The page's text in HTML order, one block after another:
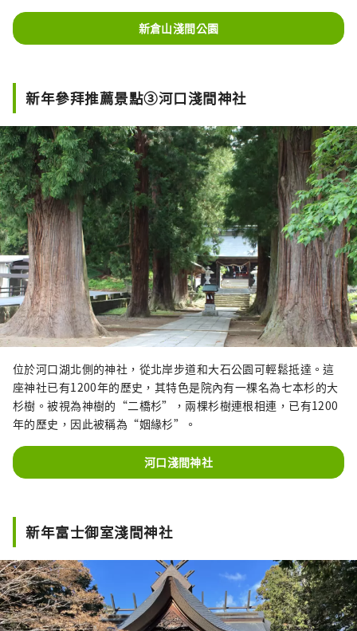
新倉山淺間公園
新年參拜推薦景點③河口淺間神社
位於河口湖北側的神社，從北岸步道和大石公園可輕鬆抵達。這
座神社已有1200年的歷史，其特色是院內有一棵名為七本杉的大
杉樹。被視為神樹的“二橋杉”，兩棵杉樹連根相連，已有1200
年的歷史，因此被稱為“姻緣杉”。
河口淺間神社
新年富士御室淺間神社